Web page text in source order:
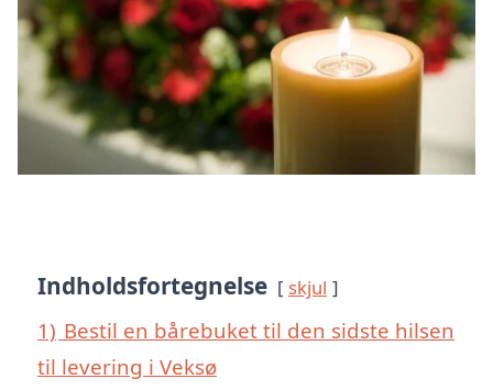
Indholdsfortegnelse skjul
1) Bestil en bårebuket til den sidste hilsen
til levering i Veksø